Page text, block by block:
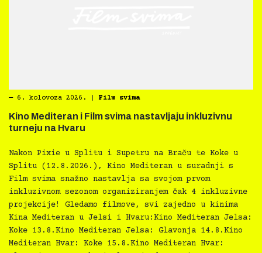
― 6. kolovoza 2026. Film svima
Kino Mediteran i Film svima nastavljaju inkluzivnu
turneju na Hvaru
Nakon Pixie u Splitu i Supetru na Braču te Koke u
Splitu (12.8.2026.), Kino Mediteran u suradnji s
Film svima snažno nastavlja sa svojom prvom
inkluzivnom sezonom organiziranjem čak 4 inkluzivne
projekcije! Gledamo filmove, svi zajedno u kinima
Kina Mediteran u Jelsi i Hvaru:Kino Mediteran Jelsa:
Koke 13.8.Kino Mediteran Jelsa: Glavonja 14.8.Kino
Mediteran Hvar: Koke 15.8.Kino Mediteran Hvar: